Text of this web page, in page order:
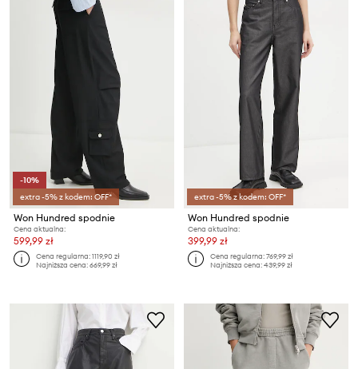
-10%
extra -5% z kodem: OFF*
Won Hundred spodnie
Cena aktualna:
599,99 zł
Cena regularna:1119,90 zł
Najniższa cena:669,99 zł
extra -5% z kodem: OFF*
Won Hundred spodnie
Cena aktualna:
399,99 zł
Cena regularna:769,99 zł
Najniższa cena:439,99 zł